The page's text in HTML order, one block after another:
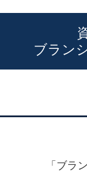
ブラン
「ブラ